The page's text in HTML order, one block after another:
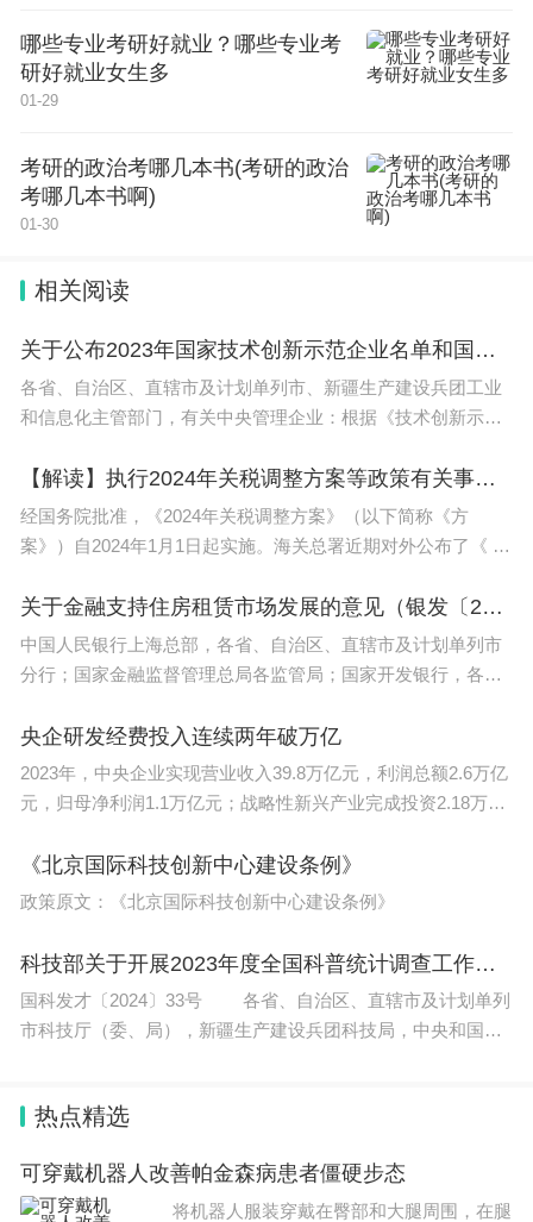
考试科目（9科）：语文、数学、外语、物理、历
史、政治、地理、生物、化学
六、上海卷（自主命题）
考试科目（9科）：语文、数学、外语、物理、历
七、天津卷（自主命题）
考试科目（9科）：语文、数学、外语、物理、历
史、政治、地理、生物、化学
内容，希望对大家有所帮助！
哪些专业考研好就业？哪些专业考
研好就业女生多
01-29
考研的政治考哪几本书(考研的政治
考哪几本书啊)
01-30
相关阅读
关于公布2023年国家技术创新示范企业名单和国家技术创新示范企业复核评价结果的通知（工信部科函〔2024〕7号）
各省、自治区、直辖市及计划单列市、新疆生产建设兵团工业
和信息化主管部门，有关中央管理企业：根据《技术创新示范
号），经审核，现将2023年国家技
【解读】执行2024年关税调整方案等政策有关事宜公告的解读
经国务院批准，《2024年关税调整方案》（以下简称《方
案》）自2024年1月1日起实施。海关总署近期对外公布了《 海
（公告〔2023〕196号），明
关于金融支持住房租赁市场发展的意见（银发〔2024〕2号）
中国人民银行上海总部，各省、自治区、直辖市及计划单列市
分行；国家金融监督管理总局各监管局；国家开发银行，各政
银行： 为深入贯彻落实
央企研发经费投入连续两年破万亿
2023年，中央企业实现营业收入39.8万亿元，利润总额2.6万亿
元，归母净利润1.1万亿元；战略性新兴产业完成投资2.18万亿
亿……在24日举行的国新办发布会上，国务院国资委副主任
《北京国际科技创新中心建设条例》
政策原文：《北京国际科技创新中心建设条例》
科技部关于开展2023年度全国科普统计调查工作的通知
国科发才〔2024〕33号 各省、自治区、直辖市及计划单列
市科技厅（委、局），新疆生产建设兵团科技局，中央和国家
热点精选
可穿戴机器人改善帕金森病患者僵硬步态
将机器人服装穿戴在臀部和大腿周围，在腿